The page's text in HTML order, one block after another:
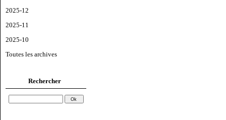
2025-12
2025-11
2025-10
Toutes les archives
Rechercher